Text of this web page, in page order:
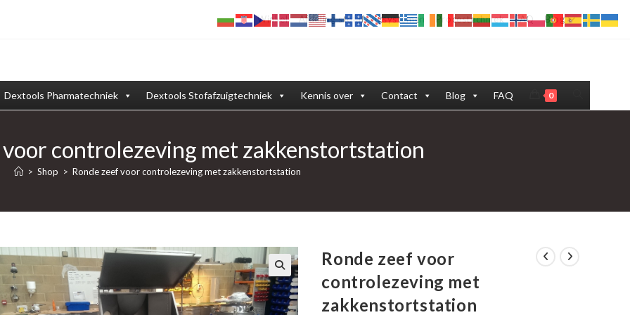
Winkel Afdeling stofafzuigsystemen Procestechniek FAQ Blog
Dextools Pharmatechniek Dextools Stofafzuigtechniek Kennis over Contact Blog FAQ 0
voor controlezeving met zakkenstortstation
> Shop > Ronde zeef voor controlezeving met zakkenstortstation
Ronde zeef voor
controlezeving met
zakkenstortstation